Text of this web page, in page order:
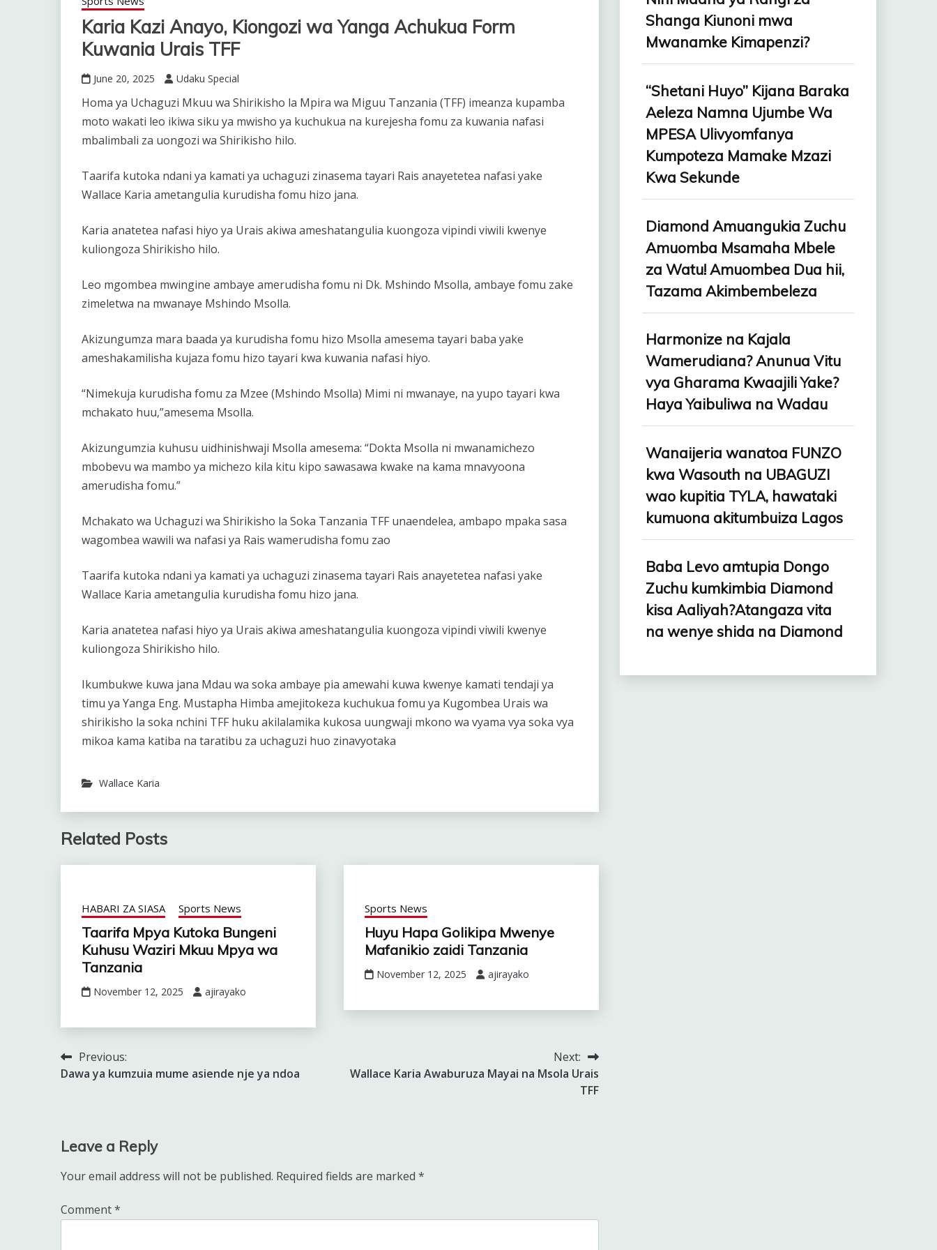
Karia Kazi Anayo, Kiongozi wa Yanga Achukua Form
Kuwania Urais TFF
June 20, 2025 Udaku Special
Homa ya Uchaguzi Mkuu wa Shirikisho la Mpira wa Miguu Tanzania (TFF) imeanza kupamba
moto wakati leo ikiwa siku ya mwisho ya kuchukua na kurejesha fomu za kuwania nafasi
mbalimbali za uongozi wa Shirikisho hilo.
Taarifa kutoka ndani ya kamati ya uchaguzi zinasema tayari Rais anayetetea nafasi yake
Wallace Karia ametangulia kurudisha fomu hizo jana.
Karia anatetea nafasi hiyo ya Urais akiwa ameshatangulia kuongoza vipindi viwili kwenye
kuliongoza Shirikisho hilo.
Leo mgombea mwingine ambaye amerudisha fomu ni Dk. Mshindo Msolla, ambaye fomu zake
zimeletwa na mwanaye Mshindo Msolla.
Akizungumza mara baada ya kurudisha fomu hizo Msolla amesema tayari baba yake
ameshakamilisha kujaza fomu hizo tayari kwa kuwania nafasi hiyo.
“Nimekuja kurudisha fomu za Mzee (Mshindo Msolla) Mimi ni mwanaye, na yupo tayari kwa
mchakato huu,”amesema Msolla.
Akizungumzia kuhusu uidhinishwaji Msolla amesema: “Dokta Msolla ni mwanamichezo
mbobevu wa mambo ya michezo kila kitu kipo sawasawa kwake na kama mnavyoona
amerudisha fomu.”
Mchakato wa Uchaguzi wa Shirikisho la Soka Tanzania TFF unaendelea, ambapo mpaka sasa
wagombea wawili wa nafasi ya Rais wamerudisha fomu zao
Taarifa kutoka ndani ya kamati ya uchaguzi zinasema tayari Rais anayetetea nafasi yake
Wallace Karia ametangulia kurudisha fomu hizo jana.
Karia anatetea nafasi hiyo ya Urais akiwa ameshatangulia kuongoza vipindi viwili kwenye
kuliongoza Shirikisho hilo.
Ikumbukwe kuwa jana Mdau wa soka ambaye pia amewahi kuwa kwenye kamati tendaji ya
timu ya Yanga Eng. Mustapha Himba amejitokeza kuchukua fomu ya Kugombea Urais wa
shirikisho la soka nchini TFF huku akilalamika kukosa uungwaji mkono wa vyama vya soka vya
mikoa kama katiba na taratibu za uchaguzi huo zinavyotaka
Wallace Karia
Related Posts
HABARI ZA SIASA Sports News
Taarifa Mpya Kutoka Bungeni
Kuhusu Waziri Mkuu Mpya wa
Tanzania
November 12, 2025 ajirayako
Sports News
Huyu Hapa Golikipa Mwenye
Mafanikio zaidi Tanzania
November 12, 2025 ajirayako
Post
navigation
Previous:
Dawa ya kumzuia mume asiende nje ya ndoa
Next:
Wallace Karia Awaburuza Mayai na Msola Urais
TFF
Leave a Reply
Your email address will not be published. Required fields are marked *
Comment*
Shanga Kiunoni mwa
Mwanamke Kimapenzi?
“Shetani Huyo” Kijana Baraka
Aeleza Namna Ujumbe Wa
MPESA Ulivyomfanya
Kumpoteza Mamake Mzazi
Kwa Sekunde
Diamond Amuangukia Zuchu
Amuomba Msamaha Mbele
za Watu! Amuombea Dua hii,
Tazama Akimbembeleza
Harmonize na Kajala
Wamerudiana? Anunua Vitu
vya Gharama Kwaajili Yake?
Haya Yaibuliwa na Wadau
Wanaijeria wanatoa FUNZO
kwa Wasouth na UBAGUZI
wao kupitia TYLA, hawataki
kumuona akitumbuiza Lagos
Baba Levo amtupia Dongo
Zuchu kumkimbia Diamond
kisa Aaliyah?Atangaza vita
na wenye shida na Diamond